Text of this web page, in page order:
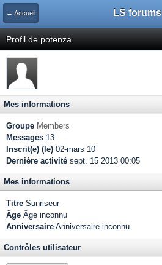
← Accueil LS forums
Profil de potenza
Mes informations
Groupe Members
Messages 13
Inscrit(e) (le) 02-mars 10
Dernière activité sept. 15 2013 00:05
Mes informations
Titre Sunriseur
Âge Âge inconnu
Anniversaire Anniversaire inconnu
Contrôles utilisateur